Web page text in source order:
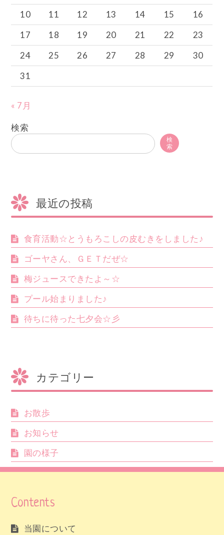
10
11 12 13 14 15
16
17
18 19 20 21 22
23
24
25 26 27 28 29
30
31
« 7月
検索
検
索
最近の投稿
食育活動☆とうもろこしの皮むきをしました♪
ゴーヤさん、ＧＥＴだぜ☆
梅ジュースできたよ～☆
プール始まりました♪
待ちに待った七夕会☆彡
カテゴリー
お散歩
お知らせ
園の様子
Contents
当園について